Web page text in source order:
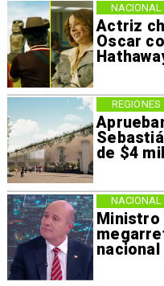
Actriz
Oscar
NACIONAL
de $4
REGIONES
Ministro
nacional
NACIONAL